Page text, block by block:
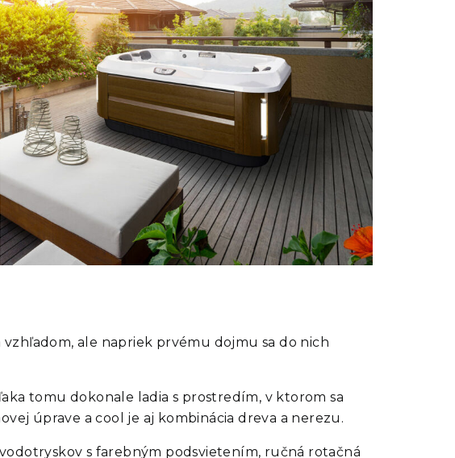
ale napriek prvému dojmu sa do nich
tomu dokonale ladia s prostredím, v ktorom sa
úprave a cool je aj kombinácia dreva a nerezu.
s farebným podsvietením, ručná rotačná